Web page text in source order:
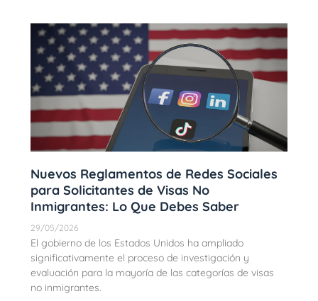
Nuevos Reglamentos de Redes Sociales
para Solicitantes de Visas No
Inmigrantes: Lo Que Debes Saber
29/05/2026
El gobierno de los Estados Unidos ha ampliado
significativamente el proceso de investigación y
evaluación para la mayoría de las categorías de visas
no inmigrantes.